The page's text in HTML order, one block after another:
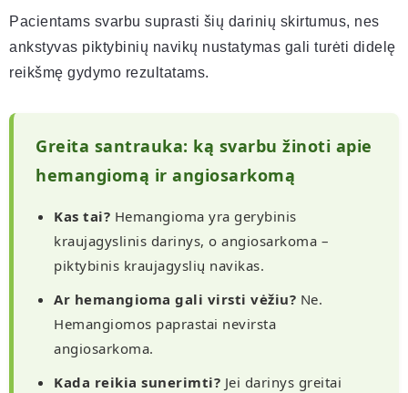
Pacientams svarbu suprasti šių darinių skirtumus, nes
ankstyvas piktybinių navikų nustatymas gali turėti didelę
reikšmę gydymo rezultatams.
Greita santrauka: ką svarbu žinoti apie
hemangiomą ir angiosarkomą
Kas tai? Hemangioma yra gerybinis
kraujagyslinis darinys, o angiosarkoma –
piktybinis kraujagyslių navikas.
Ar hemangioma gali virsti vėžiu? Ne.
Hemangiomos paprastai nevirsta
angiosarkoma.
Kada reikia sunerimti? Jei darinys greitai